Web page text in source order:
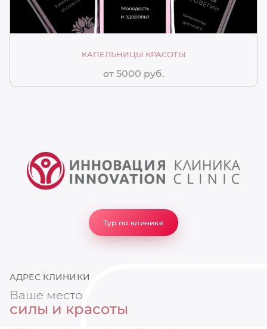
КАПЕЛЬНИЦЫ КРАСОТЫ
от 5000 руб.
Тур по клинике
АДРЕС КЛИНИКИ
Ваше место
силы и красоты